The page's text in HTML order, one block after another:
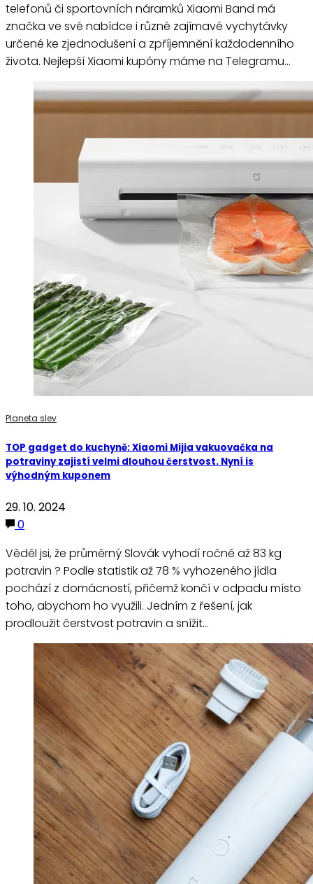
telefonů či sportovních náramků Xiaomi Band má
značka ve své nabídce i různé zajímavé vychytávky
určené ke zjednodušení a zpříjemnění každodenního
života. Nejlepší Xiaomi kupóny máme na Telegramu…
Planeta slev
TOP gadget do kuchyně: Xiaomi Mijia vakuovačka na
potraviny zajistí velmi dlouhou čerstvost. Nyní is
výhodným kuponem
29. 10. 2024
0
Věděl jsi, že průměrný Slovák vyhodí ročně až 83 kg
potravin ? Podle statistik až 78 % vyhozeného jídla
pochází z domácností, přičemž končí v odpadu místo
toho, abychom ho využili. Jedním z řešení, jak
prodloužit čerstvost potravin a snížit…